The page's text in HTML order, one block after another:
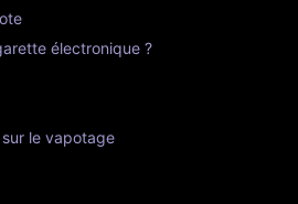
électronique ?
sur le vapotage